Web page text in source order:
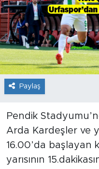
Paylaş
Pendik
Arda Kardeşler ve
16.00’da başlayan
yarısının